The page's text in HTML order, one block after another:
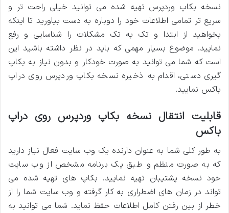
نسخه بکاپ وردپرس تهیه شده می توانید خیلی راحت تر و
سریع تر تمامی اطلاعات خود را دوباره به دست بیاورید تا اینکه
بخواهید از ابتدا و تک به تک مشکلات را شناسایی و رفع
نمایید. موضوع بسیار مهمی که باید در نظر داشته باشید این
است که شما می توانید به صورت خودکار و بدون نیاز به بکاپ
گیری دستی، اقدام به ذخیره نسخه بکاپ وردپرس روی دراپ
باکس نمایید.
قابلیت انتقال نسخه بکاپ وردپرس روی دراپ
باکس
به طور کلی شما به عنوان دارنده یک وب سایت فعال نیاز دارید
که به صورت منظم و طبق یک برنامه مشخص از وب سایت
خود نسخه پشتیبان تهیه نمایید. بکاپ های تهیه شده می
تواند در زمان های اضطراری به کار گرفته و وب سایت شما را از
خطر از بین رفتن کامل اطلاعات حفظ نماید. شما می توانید به